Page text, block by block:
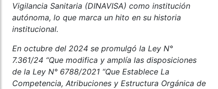
Vigilancia Sanitaria (DINAVISA) como institución
autónoma, lo que marca un hito en su historia
institucional.
En octubre del 2024 se promulgó la Ley N°
7.361/24 “Que modifica y amplía las disposiciones
de la Ley N° 6788/2021 “Que Establece La
Competencia, Atribuciones y Estructura Orgánica de